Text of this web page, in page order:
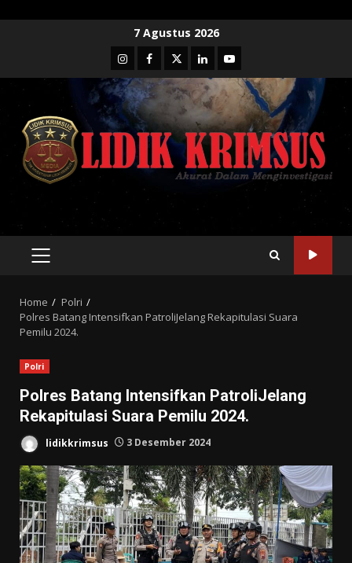
7 Agustus 2026
InstagramFacebook
TwitterLinkedinYoutube
PRIMARY
Home
Polri
Polres Batang Intensifkan PatroliJelang Rekapitulasi Suara
Pemilu 2024.
Polri
Polres Batang Intensifkan PatroliJelang
Rekapitulasi Suara Pemilu 2024.
lidikkrimsus 3 Desember 2024